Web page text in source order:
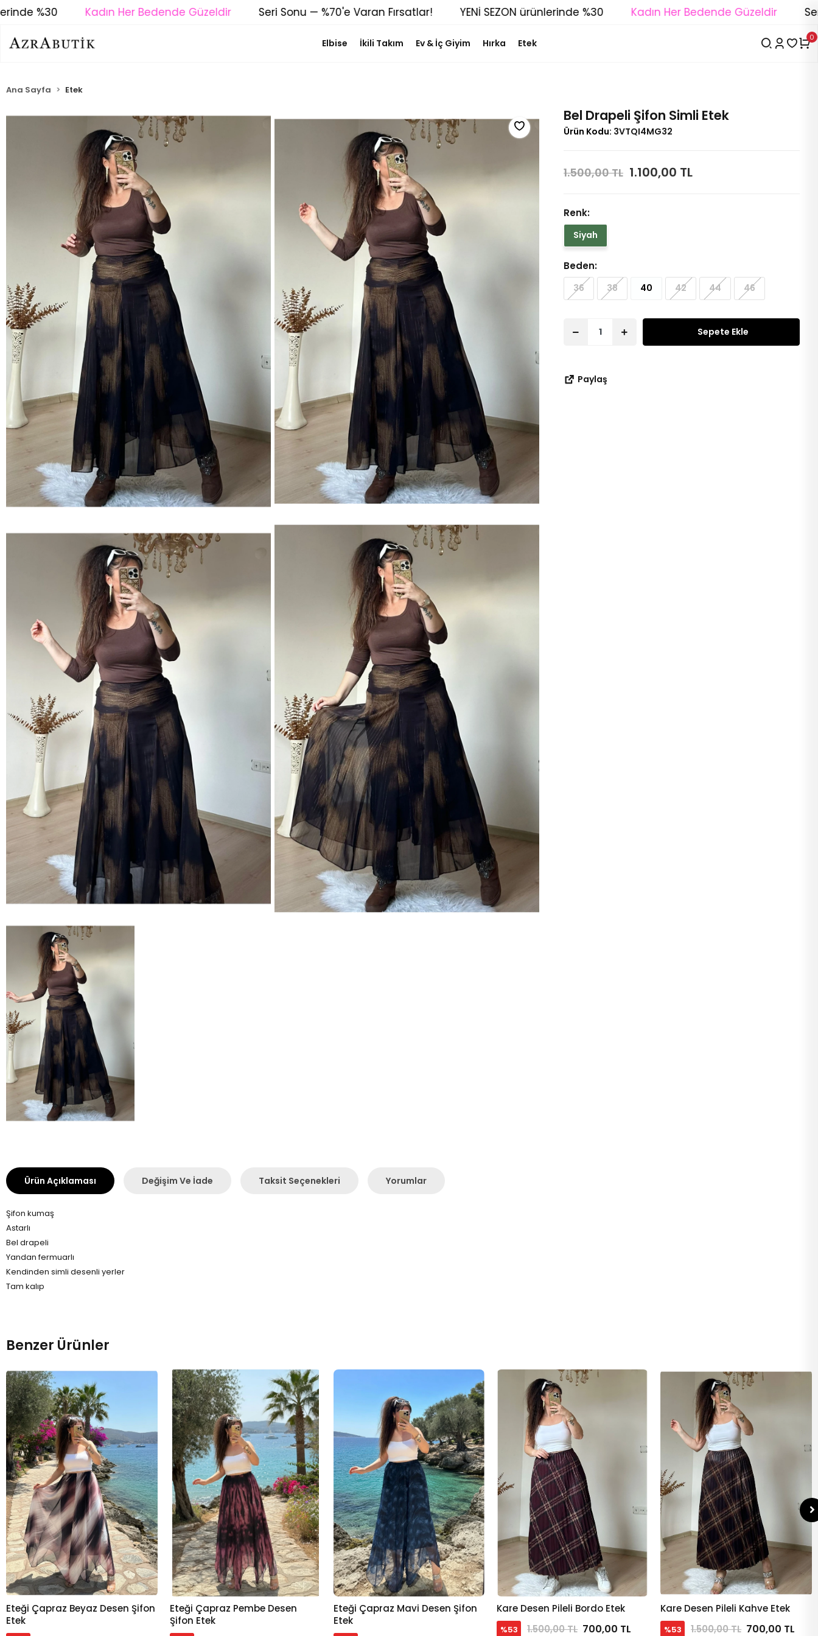
%30 Kadın Her Bedende Güzeldir Seri Sonu — %70'e Varan Fırsatlar! YENİ SEZON ürünlerinde %30 Kadın Her Bedende Güzeldir Seri
Elbise İkili Takım Ev & İç Giyim Hırka Etek 0
Ana Sayfa Etek
Bel Drapeli Şifon Simli Etek
Ürün Kodu: 3VTQI4MG32
1.500,00 TL 1.100,00 TL
Renk:
Siyah
Beden:
36 38 40 42 44 46
Sepete Ekle
Paylaş
Ürün Açıklaması Değişim Ve İade Taksit Seçenekleri Yorumlar
Şifon kumaş
Astarlı
Bel drapeli
Yandan fermuarlı
Kendinden simli desenli yerler
Tam kalıp
Benzer Ürünler
Sepete Ekle
Eteği Çapraz Beyaz Desen Şifon
Etek
Sepete Ekle
Eteği Çapraz Pembe Desen
Şifon Etek
Sepete Ekle
Eteği Çapraz Mavi Desen Şifon
Etek
Sepete Ekle
Kare Desen Pileli Bordo Etek
%53 1.500,00 TL 700,00 TL
Sepete Ekle
Kare Desen Pileli Kahve Etek
%53 1.500,00 TL 700,00 TL